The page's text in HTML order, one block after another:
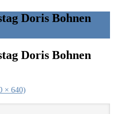
Doris Bohnen
Doris Bohnen
× 640)